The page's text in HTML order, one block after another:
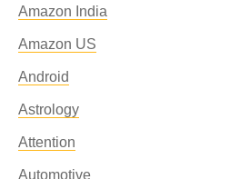
Amazon India
Amazon US
Android
Astrology
Attention
Automotive